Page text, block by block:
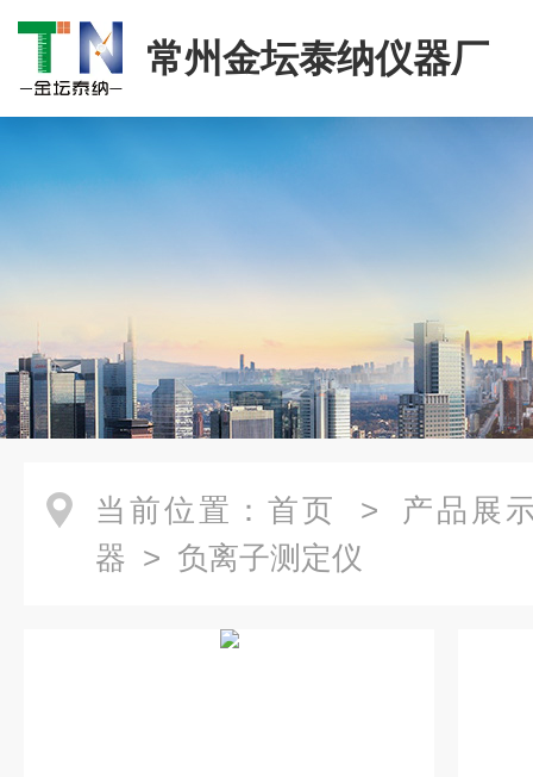
常州金坛泰纳仪器厂
当前位置： 首页 > 产品展
器 > 负离子测定仪